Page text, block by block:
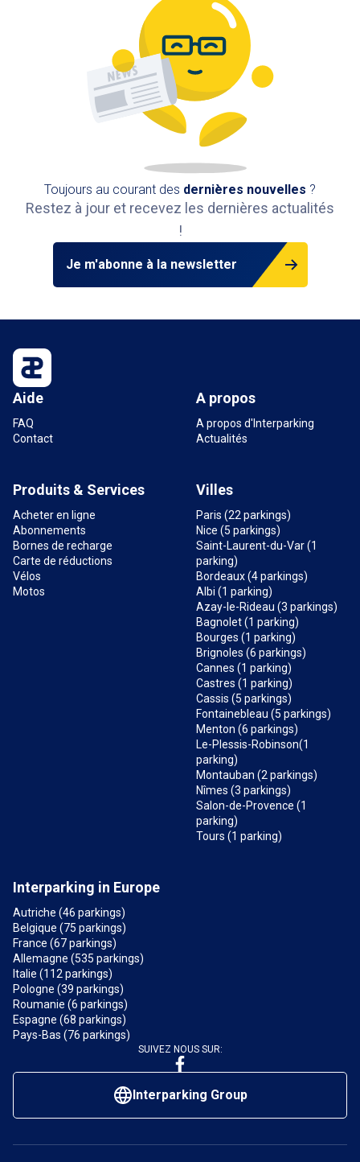
Toujours au courant des dernières nouvelles ?
Restez à jour et recevez les dernières actualités
!
Je m'abonne à la newsletter
Aide
FAQ
Contact
A propos
A propos d'Interparking
Actualités
Produits & Services
Acheter en ligne
Abonnements
Bornes de recharge
Carte de réductions
Vélos
Motos
Villes
Paris (22 parkings)
Nice (5 parkings)
Saint-Laurent-du-Var (1
parking)
Bordeaux (4 parkings)
Albi (1 parking)
Azay-le-Rideau (3 parkings)
Bagnolet (1 parking)
Bourges (1 parking)
Brignoles (6 parkings)
Cannes (1 parking)
Castres (1 parking)
Cassis (5 parkings)
Fontainebleau (5 parkings)
Menton (6 parkings)
Le-Plessis-Robinson(1
parking)
Montauban (2 parkings)
Nîmes (3 parkings)
Salon-de-Provence (1
parking)
Tours (1 parking)
Interparking in Europe
Autriche (46 parkings)
Belgique (75 parkings)
France (67 parkings)
Allemagne (535 parkings)
Italie (112 parkings)
Pologne (39 parkings)
Roumanie (6 parkings)
Espagne (68 parkings)
Pays-Bas (76 parkings)
SUIVEZ NOUS SUR:
Interparking Group